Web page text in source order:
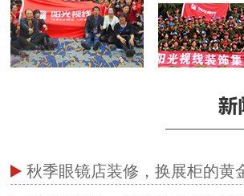
秋季眼镜店装修，换展柜的黄